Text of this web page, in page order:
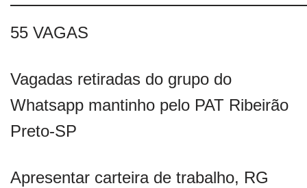
55 VAGAS
Vagadas retiradas do grupo do
Whatsapp mantinho pelo PAT Ribeirão
Preto-SP
Apresentar carteira de trabalho, RG